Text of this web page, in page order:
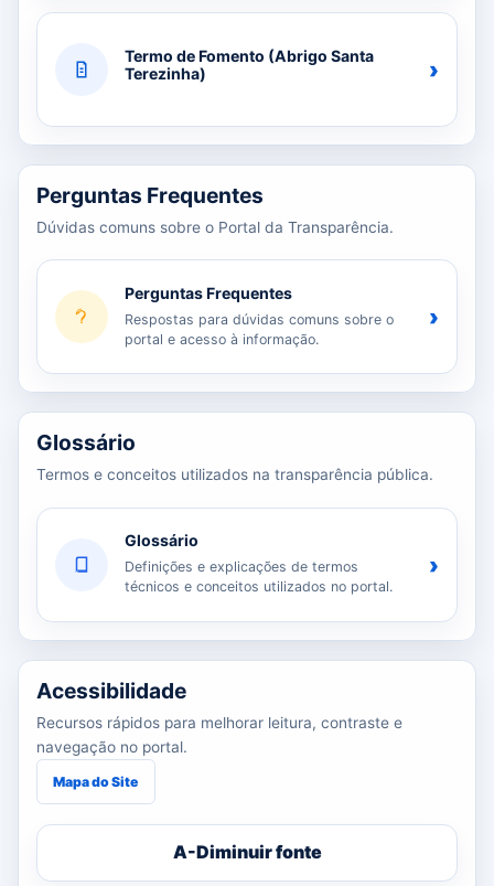
Termo de Fomento (Abrigo Santa
Terezinha)
›
Perguntas Frequentes
Dúvidas comuns sobre o Portal da Transparência.
Perguntas Frequentes
Respostas para dúvidas comuns sobre o
portal e acesso à informação.
›
Glossário
Termos e conceitos utilizados na transparência pública.
Glossário
Definições e explicações de termos
técnicos e conceitos utilizados no portal.
›
Acessibilidade
Recursos rápidos para melhorar leitura, contraste e
navegação no portal.
Mapa do Site
A-Diminuir fonte